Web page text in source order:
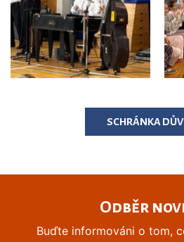
SCHRÁNKA
Odběr
Buďte informováni o tom,